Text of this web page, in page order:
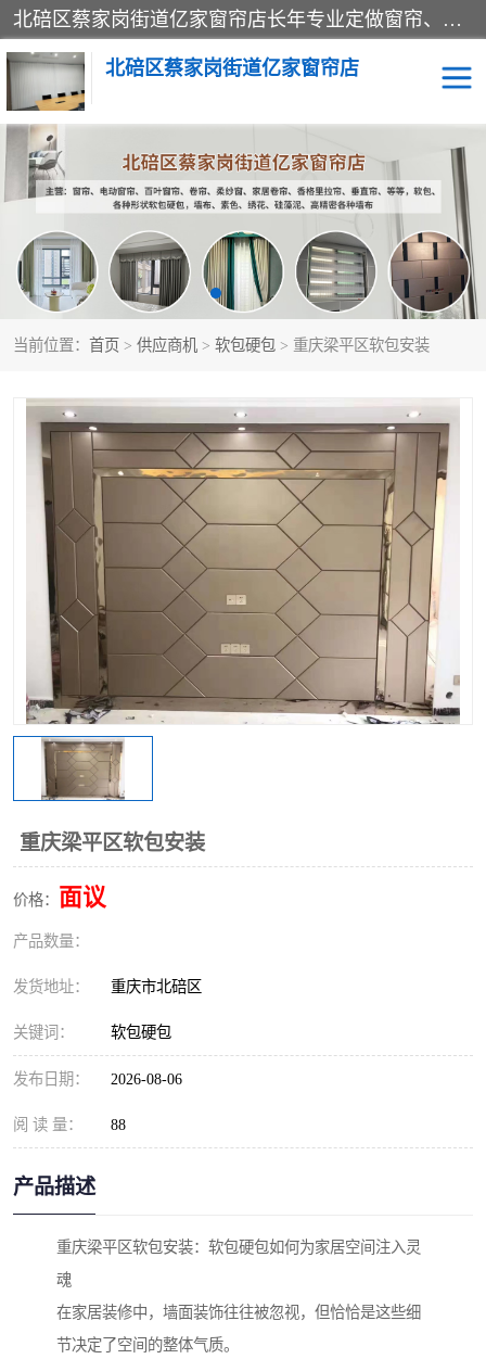
北碚区蔡家岗街道亿家窗帘店长年专业定做窗帘、电动窗帘、百叶窗帘、卷帘、柔纱窗、家居卷帘、香格里拉帘、垂直帘、等等，软包、各种形状软包硬包，墙布、素色、绣花、硅藻泥、高精密各种墙布，免费测量、免费安装，欢迎咨询
北碚区蔡家岗街道亿家窗帘店
当前位置： 首页 > 供应商机 > 软包硬包 > 重庆梁平区软包安装
重庆梁平区软包安装
价格： 面议
产品数量：
发货地址： 重庆市北碚区
关键词： 软包硬包
发布日期： 2026-08-06
阅 读 量： 88
产品描述
重庆梁平区软包安装：软包硬包如何为家居空间注入灵
魂
在家居装修中，墙面装饰往往被忽视，但恰恰是这些细
节决定了空间的整体气质。
软包硬包 墙布
窗帘 百叶窗卷帘